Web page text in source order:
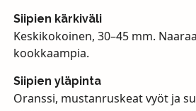
Siipien kärkiväli
Keskikokoinen, 30–45 mm.
kookkaampia.
Siipien yläpinta
Oranssi, mustanruskeat vyöt ja